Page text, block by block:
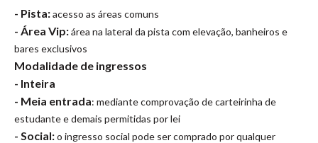
- Pista:acesso as áreas comuns
- Área Vip:área na lateral da pista com elevação, banheiros e
bares exclusivos
Modalidade de ingressos
- Inteira
- Meia entrada: mediante comprovação de carteirinha de
estudante e demais permitidas por lei
- Social:o ingresso social pode ser comprado por qualquer